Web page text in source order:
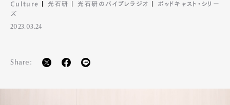
Culture 光石研 光石研のバイプレラジオ
ポッドキャスト・シリー
ズ
2023.03.24
Share: